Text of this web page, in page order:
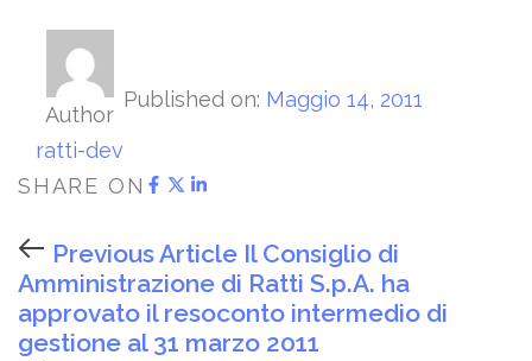
Author
ratti-dev
Published on: Maggio 14, 2011
SHARE ON
Previous Article Il Consiglio di
Amministrazione di Ratti S.p.A. ha
approvato il resoconto intermedio di
gestione al 31 marzo 2011